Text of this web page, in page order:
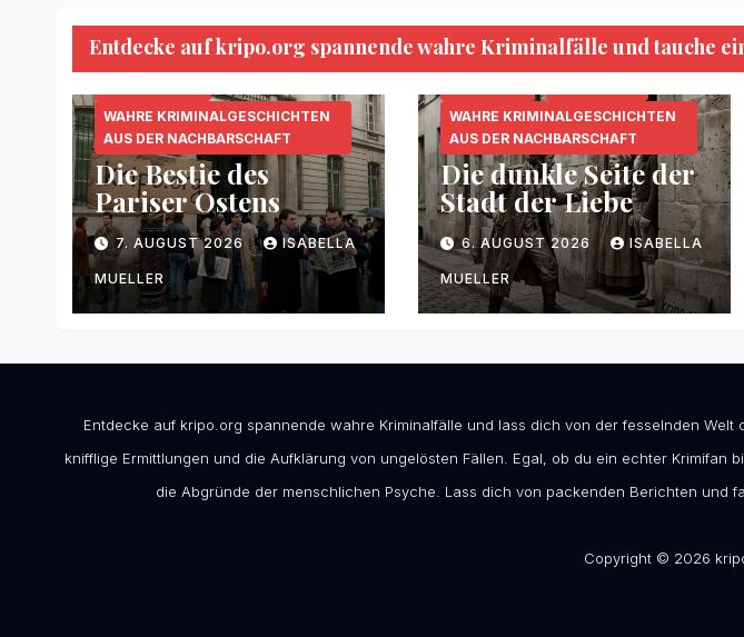
Entdecke auf kripo.org spannende wahre Kriminalfälle und tauche
KRIPO.ORG
MORDFÄLLE
WAHRE KRIMINALGESCHICHTEN
AUS DER NACHBARSCHAFT
Die Bestie des
Pariser Ostens
7. AUGUST 2026 ISABELLA
MUELLER
WAHRE KRIMINALGESCHICHTEN
AUS DER NACHBARSCHAFT
Die dunkle Seite der
Stadt der Liebe
6. AUGUST 2026 ISABELLA
MUELLER
Entdecke auf kripo.org spannende wahre Kriminalfälle und lass dich von der fesselnden
knifflige Ermittlungen und die Aufklärung von ungelösten Fällen. Egal, ob du ein echter
die Abgründe der menschlichen Psyche. Lass dich von packenden Berichten
Copyright © 2026